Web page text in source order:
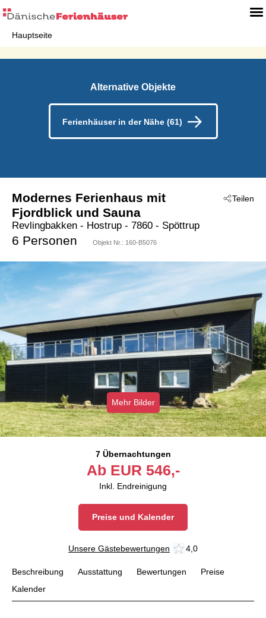
Hauptseite
Alternative Objekte
Ferienhäuser in der Nähe (61)
Teilen
Modernes Ferienhaus mit
Fjordblick und Sauna
Revlingbakken - Hostrup - 7860 - Spöttrup
6 Personen Objekt Nr.: 160-B5076
Mehr Bilder
7 Übernachtungen
Ab EUR 546,-
Inkl. Endreinigung
Preise und Kalender
Unsere Gästebewertungen 4,0
Beschreibung Ausstattung Bewertungen
Preise
Kalender